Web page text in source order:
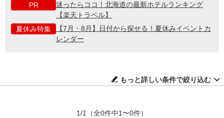
PR
迷ったらココ！北海道の最新ホテルランキング
【楽天トラベル】
夏休み特集
【7月・8月】日付から探せる！夏休みイベントカ
レンダー
もっと詳しい条件で絞り込む
1/1 （全0件中1〜0件）